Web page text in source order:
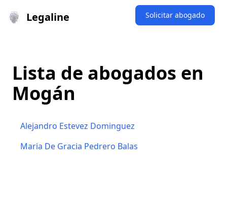
Legaline Solicitar abogado
Lista de abogados en
Mogán
Alejandro Estevez Dominguez
Maria De Gracia Pedrero Balas